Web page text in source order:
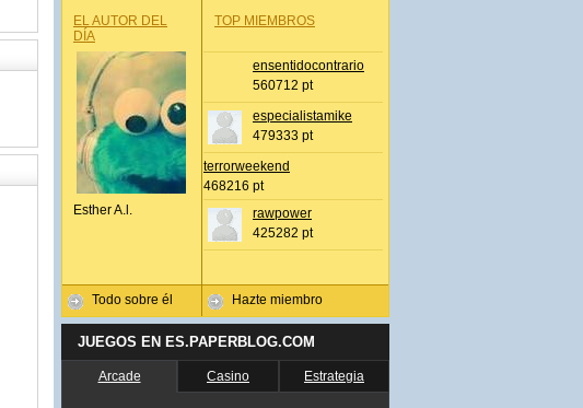
EL AUTOR DEL
DÍA
Esther A.l.
Todo sobre él
TOP MIEMBROS
ensentidocontrario
560712 pt
especialistamike
479333 pt
terrorweekend
468216 pt
rawpower
425282 pt
Hazte miembro
JUEGOS EN ES.PAPERBLOG.COM
Arcade Casino Estrategia